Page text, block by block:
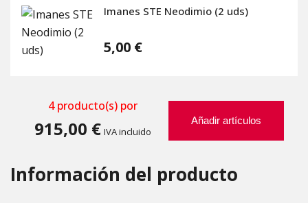
Imanes STE Neodimio (2 uds)
5,00 €
4producto(s) por
915,00 € IVA incluido
Añadir artículos
Información del producto